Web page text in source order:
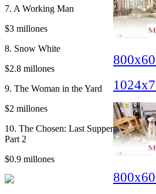
7. A Working Man
$3 millones
8. Snow White
$2.8 millones
9. The Woman in the Yard
$2 millones
10. The Chosen: Last Supper
Part 2
$0.9 millones